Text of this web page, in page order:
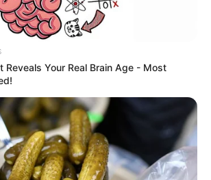
23.05.2026, 00:09
Reveals Your Real Brain Age - Most